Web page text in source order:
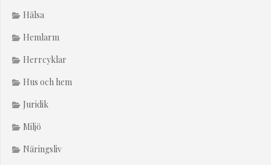
Hälsa
Hemlarm
Herrcyklar
Hus och hem
Juridik
Miljö
Näringsliv